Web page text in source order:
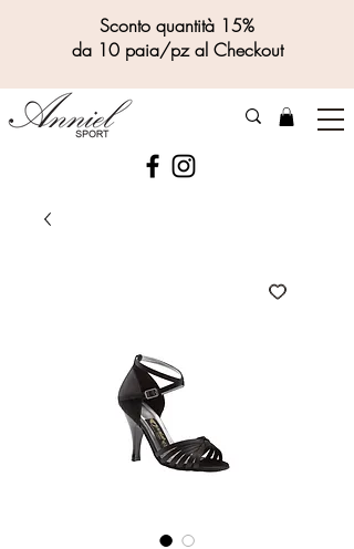
Sconto quantità 15%
da 10 paia/pz al Checkout